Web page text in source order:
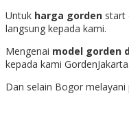
Untuk harga gorden start
langsung kepada kami.
Mengenai model gorden
kepada kami
Dan selain Bogor